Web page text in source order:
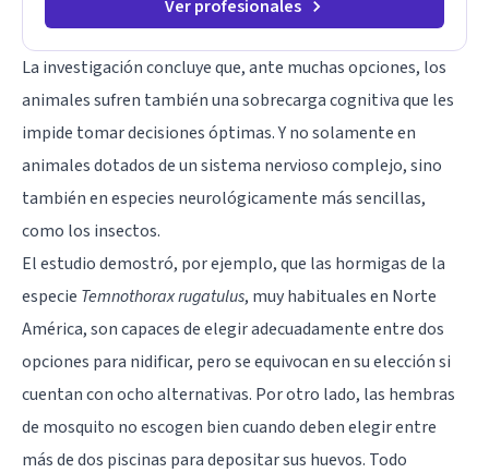
Ver profesionales
La investigación concluye que, ante muchas opciones, los
animales sufren también una sobrecarga cognitiva que les
impide tomar decisiones óptimas. Y no solamente en
animales dotados de un sistema nervioso complejo, sino
también en especies neurológicamente más sencillas,
como los insectos.
El estudio demostró, por ejemplo, que las hormigas de la
especie Temnothorax rugatulus, muy habituales en Norte
América, son capaces de elegir adecuadamente entre dos
opciones para nidificar, pero se equivocan en su elección si
cuentan con ocho alternativas. Por otro lado, las hembras
de mosquito no escogen bien cuando deben elegir entre
más de dos piscinas para depositar sus huevos. Todo